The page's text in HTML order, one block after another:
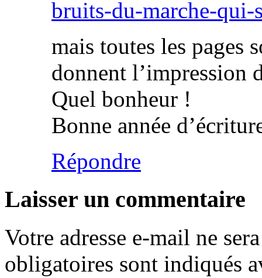
bruits-du-marche-qui-
mais toutes les pages
donnent l’impression
Quel bonheur !
Bonne année
Répondre
Laisser un commentaire
Votre adresse e-mail ne
obligatoires sont indiqués